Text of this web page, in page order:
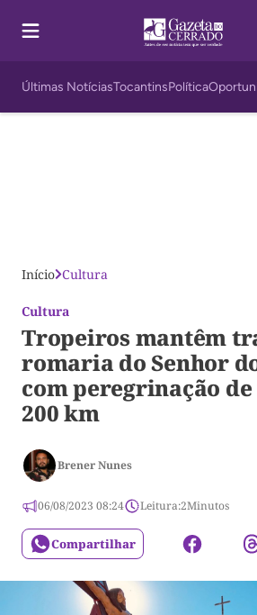
Últimas NotíciasTocantinsPolítica
Início Cultura
Cultura
Tropeiros mantêm
romaria do Senhor
com peregrinação
200 km
Brener Nunes
06/08/2023 08:24 Leitura:2Minutos
Compartilhar